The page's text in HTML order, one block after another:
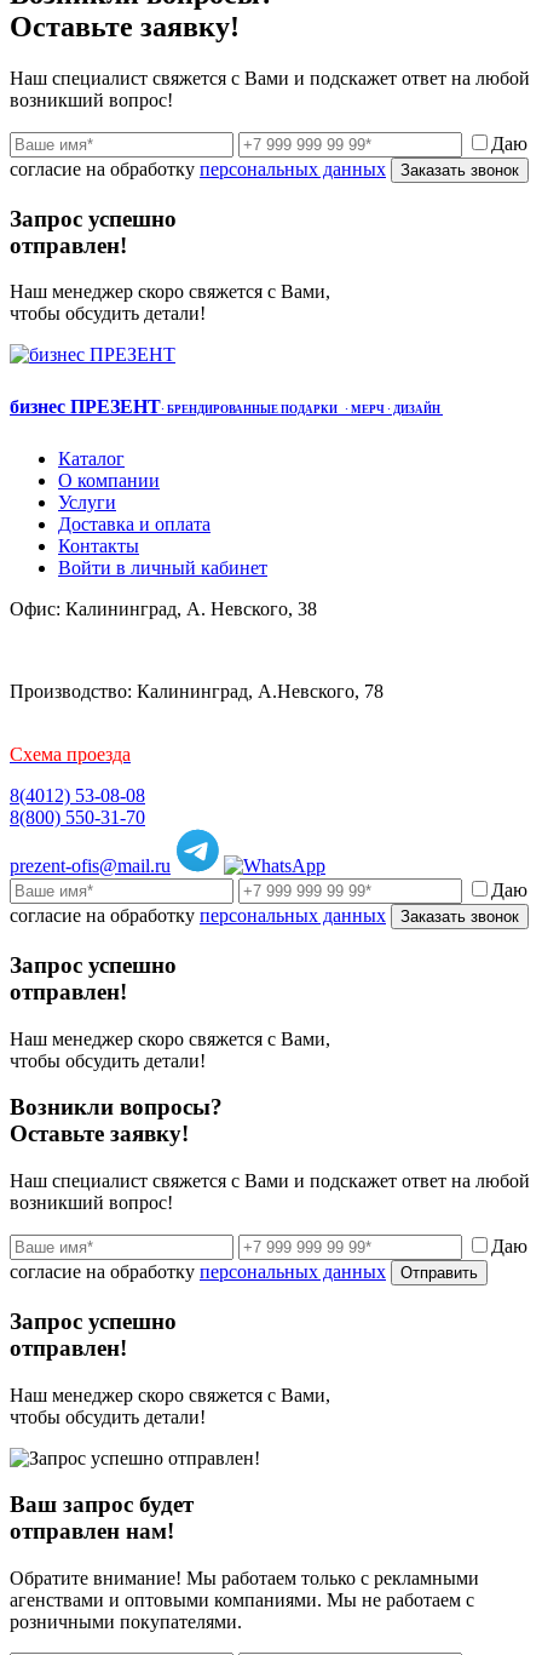
Оставьте заявку!
Наш специалист свяжется с Вами и подскажет ответ на любой
возникший вопрос!
Даю
согласие на обработку персональных данных Заказать звонок
Запрос успешно
отправлен!
Наш менеджер скоро свяжется с Вами,
чтобы обсудить детали!
бизнес ПРЕЗЕНТ· БРЕНДИРОВАННЫЕ ПОДАРКИ · МЕРЧ · ДИЗАЙН
Каталог
О компании
Услуги
Доставка и оплата
Контакты
Войти в личный кабинет
Офис: Калининград, А. Невского, 38
Производство: Калининград, А.Невского, 78
Схема проезда
8(4012) 53-08-08
8(800) 550-31-70
prezent-ofis@mail.ru
Даю
согласие на обработку персональных данных Заказать звонок
Запрос успешно
отправлен!
Наш менеджер скоро свяжется с Вами,
чтобы обсудить детали!
Возникли вопросы?
Оставьте заявку!
Наш специалист свяжется с Вами и подскажет ответ на любой
возникший вопрос!
Даю
согласие на обработку персональных данных Отправить
Запрос успешно
отправлен!
Наш менеджер скоро свяжется с Вами,
чтобы обсудить детали!
Ваш запрос будет
отправлен нам!
Обратите внимание! Мы работаем только с рекламными
агенствами и оптовыми компаниями. Мы не работаем с
розничными покупателями.